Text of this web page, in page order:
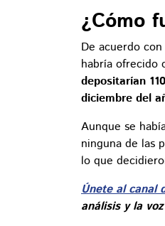
¿Cómo
De acuerdo
habría ofrecido
depositarían
diciembre del
Aunque se
ninguna de las
lo que
Únete al canal
análisis y la